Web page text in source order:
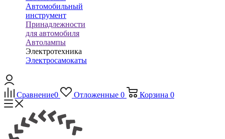
Автомобильный
инструмент
Принадлежности
для автомобиля
Автолампы
Электротехника
Электросамокаты
Сравнение0 Отложенные 0 Корзина 0